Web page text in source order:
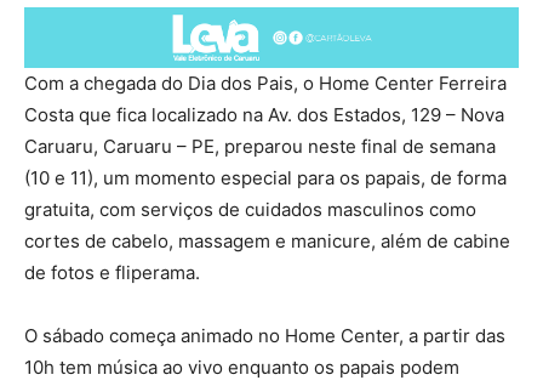
Com a chegada do Dia dos Pais, o Home Center Ferreira
Costa que fica localizado na Av. dos Estados, 129 – Nova
Caruaru, Caruaru – PE, preparou neste final de semana
(10 e 11), um momento especial para os papais, de forma
gratuita, com serviços de cuidados masculinos como
cortes de cabelo, massagem e manicure, além de cabine
de fotos e fliperama.
O sábado começa animado no Home Center, a partir das
10h tem música ao vivo enquanto os papais podem